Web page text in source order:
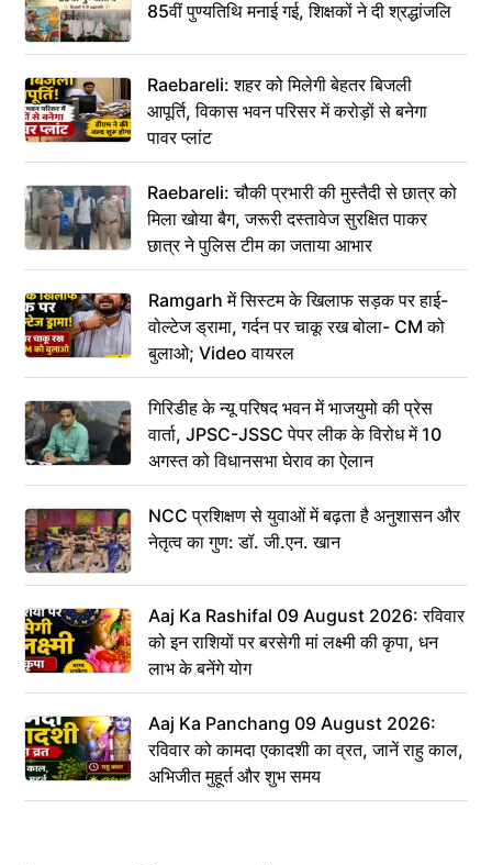
85वीं पुण्यतिथि मनाई गई, शिक्षकों ने दी श्रद्धांजलि
Raebareli: शहर को मिलेगी बेहतर बिजली
आपूर्ति, विकास भवन परिसर में करोड़ों से बनेगा
पावर प्लांट
Raebareli: चौकी प्रभारी की मुस्तैदी से छात्र को
मिला खोया बैग, जरूरी दस्तावेज सुरक्षित पाकर
छात्र ने पुलिस टीम का जताया आभार
Ramgarh में सिस्टम के खिलाफ सड़क पर हाई-
वोल्टेज ड्रामा, गर्दन पर चाकू रख बोला- CM को
बुलाओ; Video वायरल
गिरिडीह के न्यू परिषद भवन में भाजयुमो की प्रेस
वार्ता, JPSC-JSSC पेपर लीक के विरोध में 10
अगस्त को विधानसभा घेराव का ऐलान
NCC प्रशिक्षण से युवाओं में बढ़ता है अनुशासन और
नेतृत्व का गुण: डॉ. जी.एन. खान
Aaj Ka Rashifal 09 August 2026: रविवार
को इन राशियों पर बरसेगी मां लक्ष्मी की कृपा, धन
लाभ के बनेंगे योग
Aaj Ka Panchang 09 August 2026:
रविवार को कामदा एकादशी का व्रत, जानें राहु काल,
अभिजीत मुहूर्त और शुभ समय